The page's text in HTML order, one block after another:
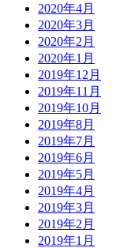
2020年4月
2020年3月
2020年2月
2020年1月
2019年12月
2019年11月
2019年10月
2019年8月
2019年7月
2019年6月
2019年5月
2019年4月
2019年3月
2019年2月
2019年1月